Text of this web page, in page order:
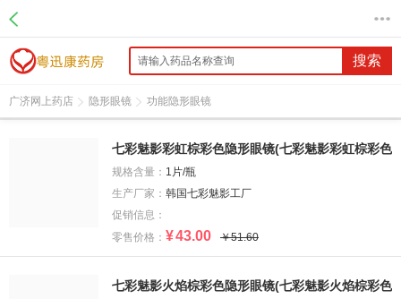
搜索
广济网上药店 隐形眼镜 功能隐形眼镜
七彩魅影彩虹棕彩色隐形眼镜(七彩魅影彩虹棕彩色
隐形眼镜)
规格含量： 1片/瓶
生产厂家： 韩国七彩魅影工厂
促销信息：
零售价格： ¥43.00 ￥51.60
七彩魅影火焰棕彩色隐形眼镜(七彩魅影火焰棕彩色